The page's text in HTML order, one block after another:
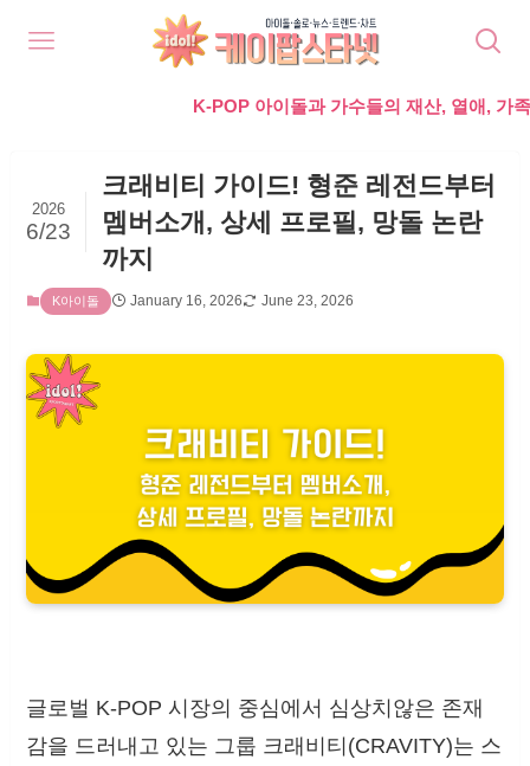
K-POP 아이돌과 가수들의 재산, 열애, 가족, 라이프,
크래비티 가이드! 형준 레전드부터
멤버소개, 상세 프로필, 망돌 논란
까지
2026
6/23
K아이돌 January 16, 2026 June 23, 2026
글로벌 K-POP 시장의 중심에서 심상치않은 존재
감을 드러내고 있는 그룹 크래비티(CRAVITY)는 스